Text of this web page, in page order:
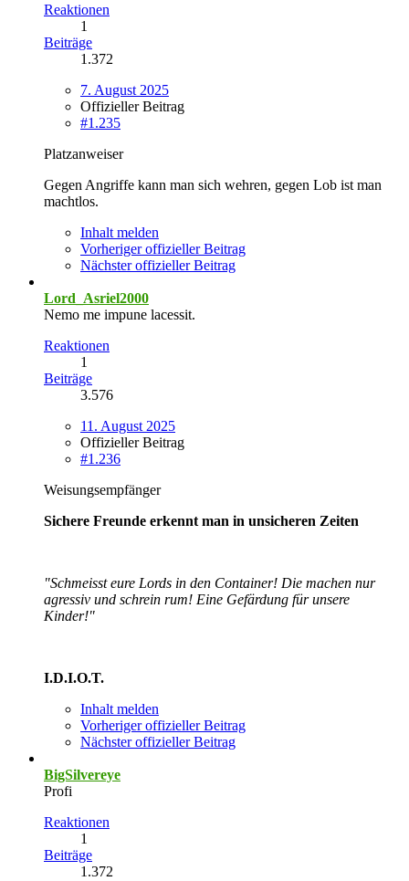
Reaktionen
1
Beiträge
1.372
7. August 2025
Offizieller Beitrag
#1.235
Platzanweiser
Gegen Angriffe kann man sich wehren, gegen Lob ist man
machtlos.
Inhalt melden
Vorheriger offizieller Beitrag
Nächster offizieller Beitrag
Lord_Asriel2000
Nemo me impune lacessit.
Reaktionen
1
Beiträge
3.576
11. August 2025
Offizieller Beitrag
#1.236
Weisungsempfänger
Sichere Freunde erkennt man in unsicheren Zeiten
"Schmeisst eure Lords in den Container! Die machen nur
agressiv und schrein rum! Eine Gefärdung für unsere
Kinder!"
I.D.I.O.T.
Inhalt melden
Vorheriger offizieller Beitrag
Nächster offizieller Beitrag
BigSilvereye
Profi
Reaktionen
1
Beiträge
1.372